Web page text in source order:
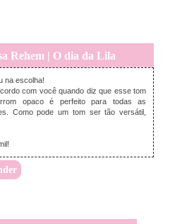
Rehem | O dia da Lila
quarta-feira, julho 13, 2016
na escolha!
com você quando diz que esse tom
opaco é perfeito para todas as
Como pode um tom ser tão versátil,